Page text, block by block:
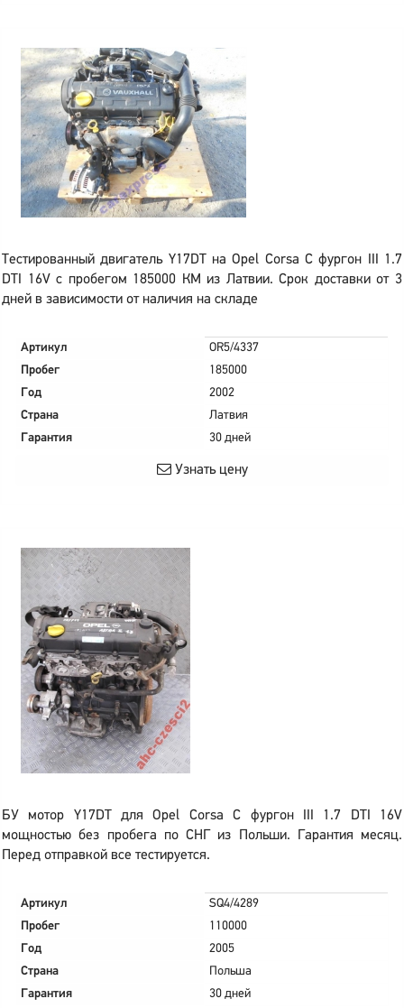
Тестированный двигатель Y17DT на Opel Corsa C фургон III 1.7
DTI 16V с пробегом 185000 КМ из Латвии. Срок доставки от 3
дней в зависимости от наличия на складе
Артикул
OR5/4337
Пробег
185000
Год
2002
Страна
Латвия
Гарантия
30 дней
Узнать цену
БУ мотор Y17DT для Opel Corsa C фургон III 1.7 DTI 16V
мощностью без пробега по СНГ из Польши. Гарантия месяц.
Перед отправкой все тестируется.
Артикул
SQ4/4289
Пробег
110000
Год
2005
Страна
Польша
Гарантия
30 дней